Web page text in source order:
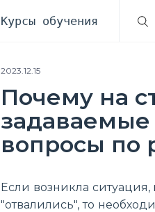
Курсы обучения
2023.12.15
Почему на
вопросы по
Если возникла ситуация,
"отвалились", то